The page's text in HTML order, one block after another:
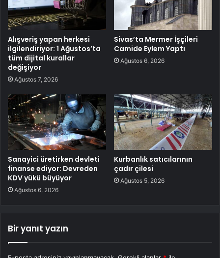
Alışveriş yapan herkesi
ilgilendiriyor: 1 Ağustos’ta
tüm dijital kurallar
değişiyor
Ağustos 7, 2026
Sivas’ta Mermer İşçileri
Camide Eylem Yaptı
Ağustos 6, 2026
Sanayici üretirken devleti
finanse ediyor: Devreden
KDV yükü büyüyor
Ağustos 6, 2026
Kurbanlık satıcılarının
çadır çilesi
Ağustos 5, 2026
Bir yanıt yazın